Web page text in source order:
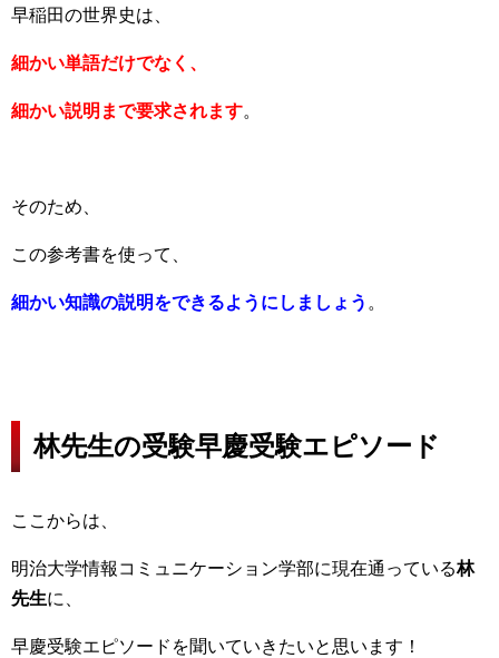
早稲田の世界史は、
細かい単語だけでなく、
細かい説明まで要求されます。
そのため、
この参考書を使って、
細かい知識の説明をできるようにしましょう 。
林先生の受験早慶受験エピソード
ここからは、
明治大学情報コミュニケーション学部に現在通っている林
先生に、
早慶受験エピソードを聞いていきたいと思います！